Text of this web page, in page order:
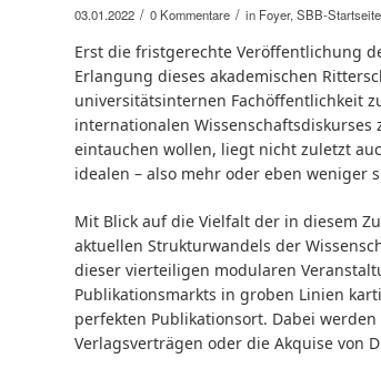
03.01.2022 / 0 Kommentare / in Foyer, SBB-Startseite
Erst die fristgerechte Veröffentlichung
Erlangung dieses akademischen
universitätsinternen Fachöffentlichkeit
internationalen
eintauchen wollen, liegt nicht zuletzt
idealen – also mehr oder eben weniger
Mit Blick auf die Vielfalt der in diesem
aktuellen Strukturwandels der
dieser vierteiligen modularen
Publikationsmarkts in groben Linien
perfekten Publikationsort. Dabei
Verlagsverträgen oder die Akquise von